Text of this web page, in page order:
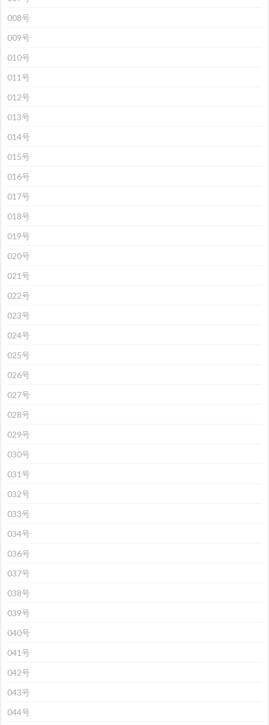
008号
009号
010号
011号
012号
013号
014号
015号
016号
017号
018号
019号
020号
021号
022号
023号
024号
025号
026号
027号
028号
029号
030号
031号
032号
033号
034号
036号
037号
038号
039号
040号
041号
042号
043号
044号